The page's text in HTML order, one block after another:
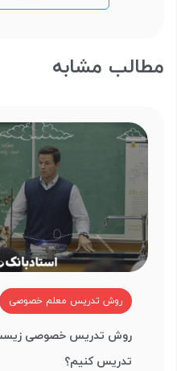
مطالب مشابه
روش تدریس معلم خصوصی
روش تدریس خصوصی
تدریس کنیم؟